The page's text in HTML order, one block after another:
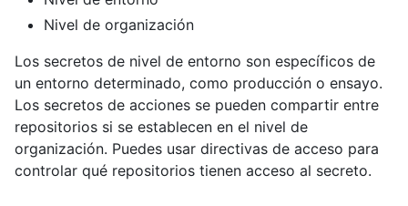
Nivel de organización
Los secretos de nivel de entorno son específicos de
un entorno determinado, como producción o ensayo.
Los secretos de acciones se pueden compartir entre
repositorios si se establecen en el nivel de
organización. Puedes usar directivas de acceso para
controlar qué repositorios tienen acceso al secreto.